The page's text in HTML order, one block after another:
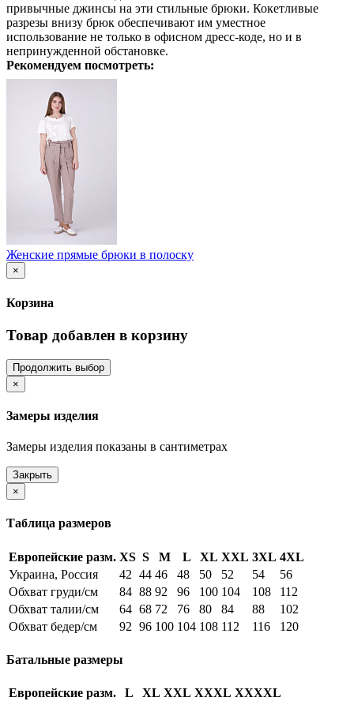
привычные джинсы на эти стильные брюки. Кокетливые
разрезы внизу брюк обеспечивают им уместное
использование не только в офисном дресс-коде, но и в
непринужденной обстановке.
Рекомендуем посмотреть:
Женские прямые брюки в полоску
×
Корзина
Товар добавлен в корзину
Продолжить выбор
×
Замеры изделия
Замеры изделия показаны в сантиметрах
Закрыть
×
Таблица размеров
Европейские разм. XS S M L XL XXL 3XL 4XL
Украина, Россия
42 44 46 48 50 52 54
56
Обхват груди/см
84 88 92 96 100 104 108
112
Обхват талии/см
64 68 72 76 80 84 88
102
Обхват бедер/см
92 96 100 104 108 112 116 120
Батальные размеры
Европейские разм. L XL XXL XXXL XXXXL